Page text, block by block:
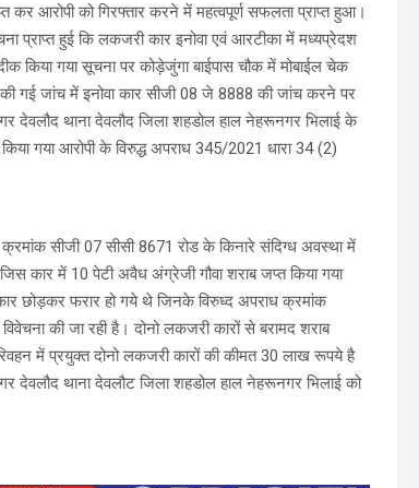
आरोपी को गिरफ्तार करने में महत्वपूर्ण सफलता प्राप्त हुआ।
प्राप्त हुई कि लकजरी कार इनोवा एवं आरटीका में मध्यप्रेदश
किया गया सूचना पर कोड़ेजुंगा बाईपास चौक में मोबाईल चेक
गई जांच में इनोवा कार सीजी 08 जे 8888 की जांच करने पर
देवलौद थाना देवलौद जिला शहडोल हाल नेहरूनगर भिलाई के
गया आरोपी के विरुद्ध अपराध 345/2021 धारा 34 (2)
क्रमांक सीजी 07 सीसी 8671 रोड के किनारे संदिग्ध अवस्था में
कार में 10 पेटी अवैध अंग्रेजी गौवा शराब जप्त किया गया
छोड़कर फरार हो गये थे जिनके विरुध्द अपराध क्रमांक
की जा रही है। दोनो लकजरी कारों से बरामद शराब
में प्रयुक्त दोनो लकजरी कारों की कीमत 30 लाख रूपये है
देवलौद थाना देवलौट जिला शहडोल हाल नेहरूनगर भिलाई को